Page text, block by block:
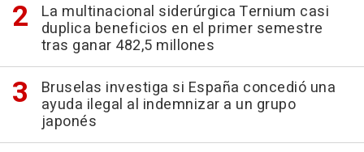
La multinacional siderúrgica Ternium casi
duplica beneficios en el primer semestre
tras ganar 482,5 millones
Bruselas investiga si España concedió una
ayuda ilegal al indemnizar a un grupo
japonés